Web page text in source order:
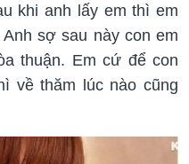
khi anh lấy em thì em
sợ sau này con em
thuận. Em cứ để con
về thăm lúc nào cũng